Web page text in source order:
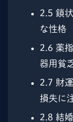
2.5 鎖
な性格
2.6 薬
器用貧
2.7 財
損失に
2.8 結